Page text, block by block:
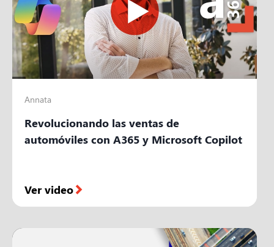
Annata
Revolucionando las ventas de
automóviles con A365 y Microsoft Copilot
Ver video